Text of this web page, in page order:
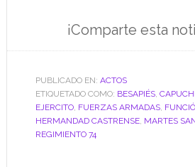
¡Comparte esta
PUBLICADO EN: ACTOS
ETIQUETADO COMO: BESAPIÉS,
EJERCITO, FUERZAS ARMADAS,
HERMANDAD CASTRENSE, MARTES
REGIMIENTO 74